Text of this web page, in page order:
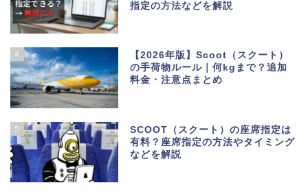
指定の方法などを解説
4
【2026年版】Scoot（スクート）
の手荷物ルール｜何kgまで？追加
料金・注意点まとめ
5
SCOOT（スクート）の座席指定は
有料？座席指定の方法やタイミング
などを解説